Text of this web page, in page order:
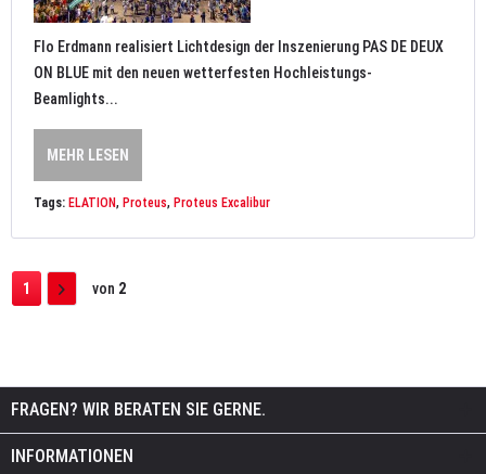
Flo Erdmann realisiert Lichtdesign der Inszenierung PAS DE DEUX
ON BLUE mit den neuen wetterfesten Hochleistungs-
Beamlights...
MEHR LESEN
Tags: ELATION, Proteus, Proteus Excalibur
1 von 2
FRAGEN? WIR BERATEN SIE GERNE.
INFORMATIONEN